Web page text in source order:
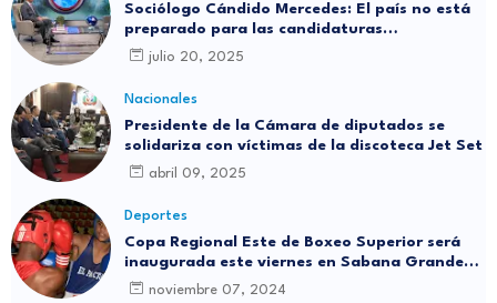
Sociólogo Cándido Mercedes: El país no está
preparado para las candidaturas
independientes
julio 20, 2025
Nacionales
Presidente de la Cámara de diputados se
solidariza con víctimas de la discoteca Jet Set
abril 09, 2025
Deportes
Copa Regional Este de Boxeo Superior será
inaugurada este viernes en Sabana Grande
de Boyá
noviembre 07, 2024